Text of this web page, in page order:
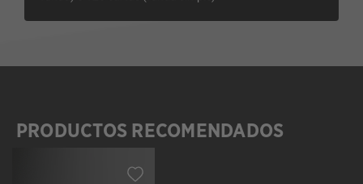
Omitir la galería de productos
PRODUCTOS RECOMENDADOS